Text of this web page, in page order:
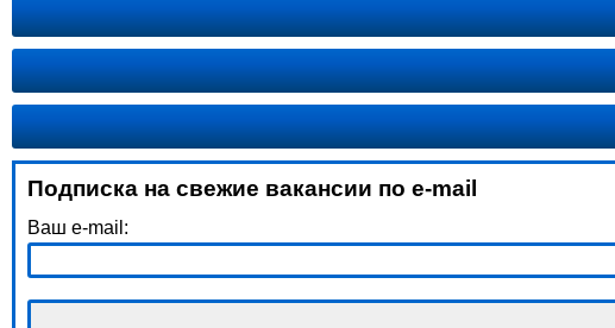
Подписка на свежие вакансии по e-mail
Ваш e-mail: